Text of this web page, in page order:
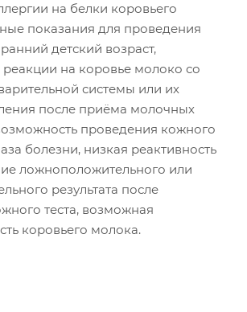
на белки коровьего
показания для проведения
детский возраст,
реакции на коровье молоко со
системы или их
после приёма молочных
проведения кожного
болезни, низкая реактивность
ложноположительного или
результата после
теста, возможная
коровьего молока.